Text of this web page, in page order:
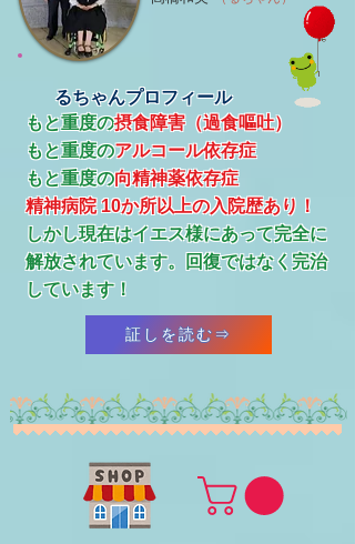
るちゃんプロフィール
もと重度の摂食障害（過食嘔吐）
もと重度のアルコール依存症
​もと重度の向精神薬依存症
精神病院 10か所以上の入院歴あり！
​しかし現在はイエス様にあって完全に
解放されています。回復ではなく完治
しています！
証しを読む⇒